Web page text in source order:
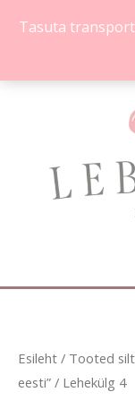
Tasuta
Esileht / Tooted
eesti” / Lehekülg 4